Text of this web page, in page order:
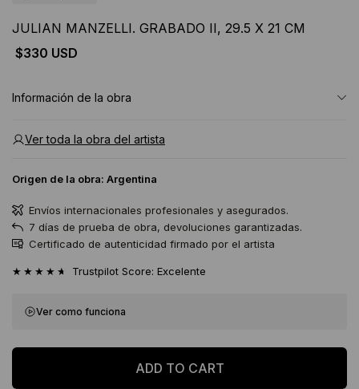
JULIAN MANZELLI. GRABADO II, 29.5 X 21 CM
$330 USD
Información de la obra
Ver toda la obra del artista
Origen de la obra: Argentina
Envíos internacionales profesionales y asegurados.
7 días de prueba de obra, devoluciones garantizadas.
Certificado de autenticidad firmado por el artista
★★★★★ Trustpilot Score: Excelente
Ver como funciona